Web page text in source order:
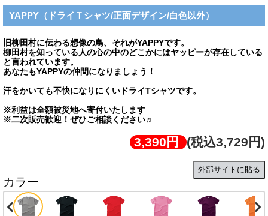
YAPPY（ドライＴシャツ/正面デザイン/白色以外）
旧柳田村に伝わる想像の鳥、それがYAPPYです。
柳田村を知っている人の心の中のどこかにはヤッピーが存在している
と言われています。
あなたもYAPPYの仲間になりましょう！
汗をかいても不快になりにくいドライTシャツです。
※利益は全額被災地へ寄付いたします
※二次販売歓迎！ぜひご相談ください♬
3,390円 (税込3,729円)
外部サイトに貼る
カラー